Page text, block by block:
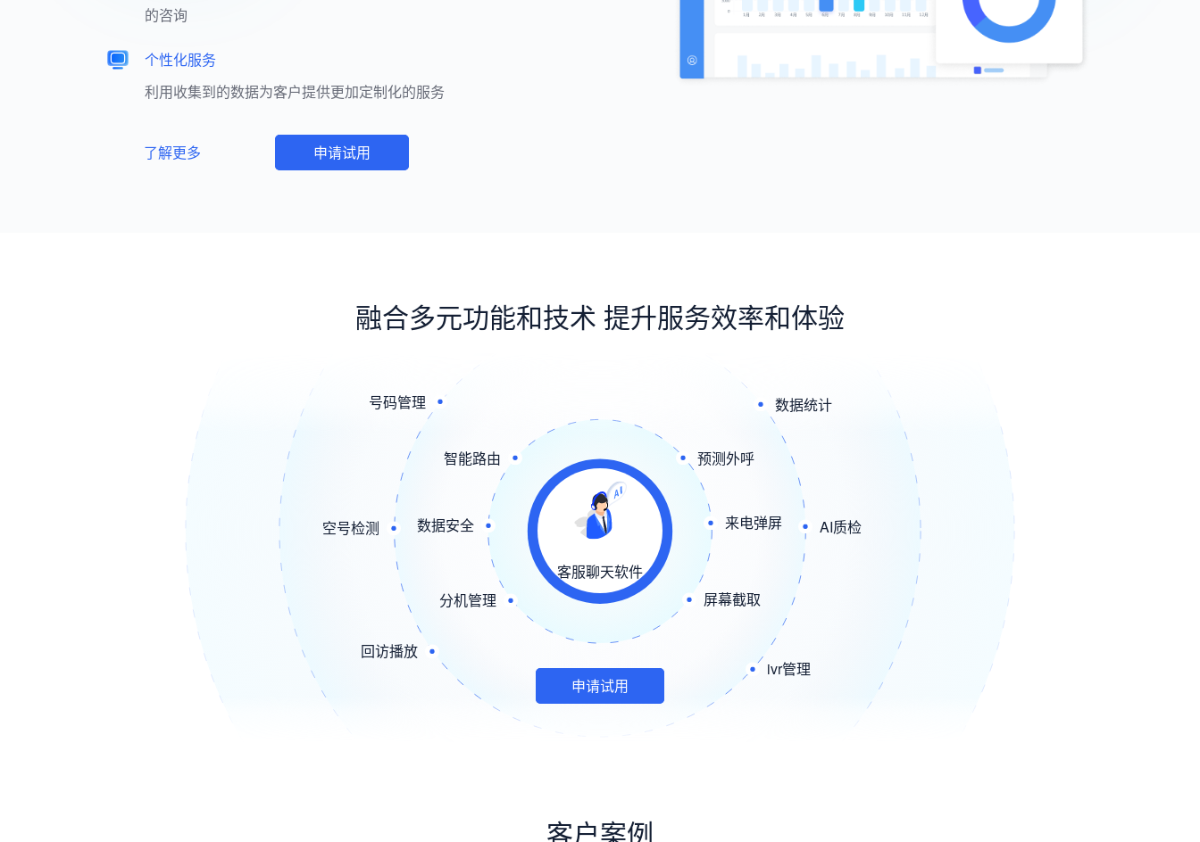
的咨询
个性化服务
利用收集到的数据为客户提供更加定制化的服务
了解更多 申请试用
融合多元功能和技术 提升服务效率和体验
客服聊天软件
智能路由 预测外呼
数据安全 来电弹屏
分机管理 屏幕截取
号码管理 数据统计
空号检测 AI质检
回访播放
ivr管理
申请试用
客户案例